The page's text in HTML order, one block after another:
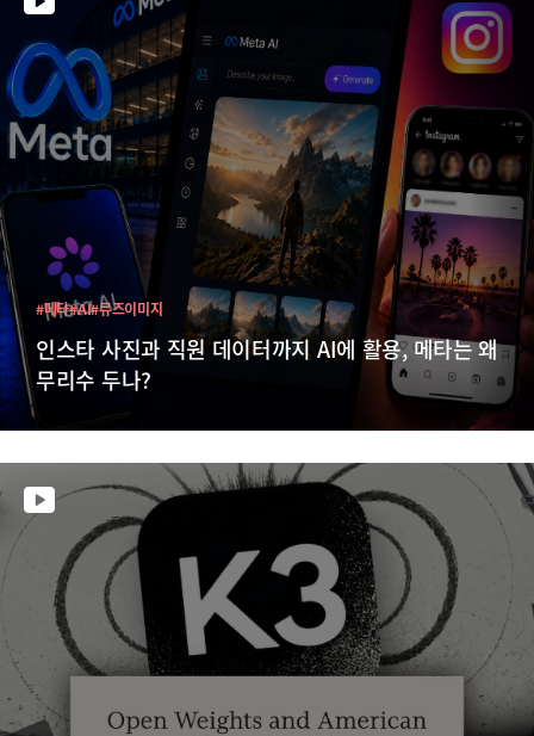
인스타 사진과 직원 데이터까지 AI에 활용, 메타는 왜
무리수 두나?
#메타#AI#뮤즈이미지